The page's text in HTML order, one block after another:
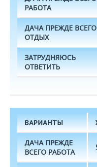
РАБОТА
ДАЧА ПРЕЖДЕ ВСЕГО
ОТДЫХ
ЗАТРУДНЯЮСЬ
ОТВЕТИТЬ
ВАРИАНТЫ
ДАЧА ПРЕЖДЕ
ВСЕГО РАБОТА